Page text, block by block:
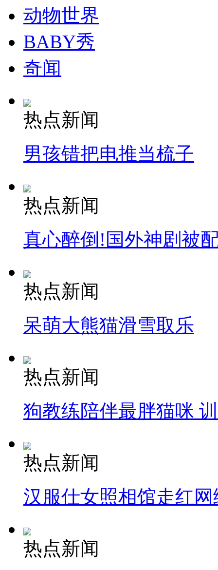
动物世界
BABY秀
奇闻
热点新闻
男孩错把电推当梳子
热点新闻
真心醉倒!国外神剧被
热点新闻
呆萌大熊猫滑雪取乐
热点新闻
狗教练陪伴最胖猫咪
热点新闻
汉服仕女照相馆走红网
热点新闻